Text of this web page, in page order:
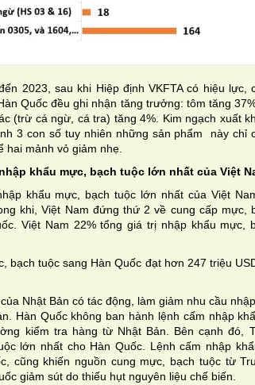
2023, sau khi Hiệp định VKFTA có hiệu lực,
Quốc đều ghi nhận tăng trưởng: tôm tăng
(trừ cá ngừ, cá tra) tăng 4%. Kim ngạch xuất
3 con số tuy nhiên những sản phẩm này chỉ
hai mảnh vỏ giảm nhẹ.
khẩu mực, bạch tuộc lớn nhất của Việt
khẩu mực, bạch tuộc lớn nhất của Việt
khi, Việt Nam đứng thứ 2 về cung cấp mực,
Việt Nam 22% tổng giá trị nhập khẩu mực,
bạch tuộc sang Hàn Quốc đạt hơn 247 triệu
Nhật Bản có tác động, làm giảm nhu cầu
Hàn Quốc không ban hành lệnh cấm nhập
kiểm tra hàng từ Nhật Bản. Bên cạnh đó,
lớn nhất cho Hàn Quốc. Lệnh cấm nhập
cũng khiến nguồn cung mực, bạch tuộc từ
giảm sút do thiếu hụt nguyên liệu chế biến.